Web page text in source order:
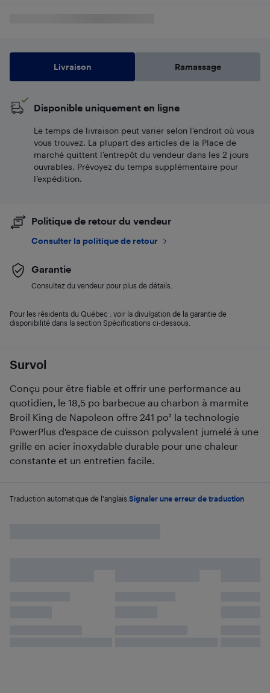
Survol
Conçu pour être fiable et offrir une performance au
quotidien, le 18,5 po barbecue au charbon à marmite
Broil King de Napoleon offre 241 po² la technologie
PowerPlus d'espace de cuisson polyvalent jumelé à une
grille en acier inoxydable durable pour une chaleur
constante et un entretien facile.
Traduction automatique de l'anglais. Signaler une erreur de traduction
Livraison Ramassage
Disponible uniquement en ligne
Le temps de livraison peut varier selon l'endroit où vous
vous trouvez. La plupart des articles de la Place de
marché quittent l’entrepôt du vendeur dans les 2 jours
ouvrables. Prévoyez du temps supplémentaire pour
l’expédition.
Politique de retour du vendeur
Consulter la politique de retour
Garantie
Consultez du vendeur pour plus de détails.
Pour les résidents du Québec : voir la divulgation de la garantie de
disponibilité dans la section Spécifications ci-dessous.